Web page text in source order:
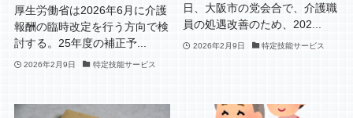
厚生労働省は2026年6月に介護
報酬の臨時改定を行う方向で検
討する。25年度の補正予...
2026年2月9日 特定技能サービス
日、大阪市の党会合で、介護職
員の処遇改善のため、202...
2026年2月9日 特定技能サービス